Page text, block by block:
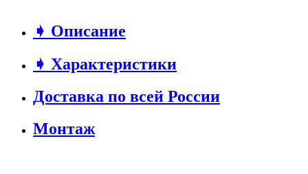
➧ Описание
➧ Характеристики
Доставка по всей России
Монтаж